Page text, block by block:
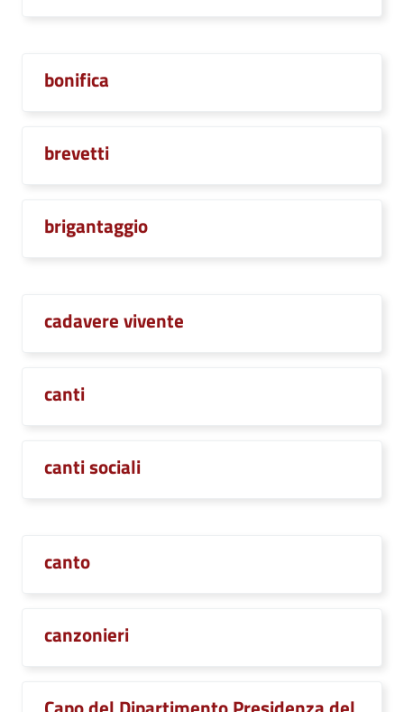
bonifica
brevetti
brigantaggio
cadavere vivente
canti
canti sociali
canto
canzonieri